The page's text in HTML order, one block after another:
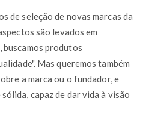
de seleção de novas marcas da
são levados em
buscamos produtos
Mas queremos também
a marca ou o fundador, e
capaz de dar vida à visão